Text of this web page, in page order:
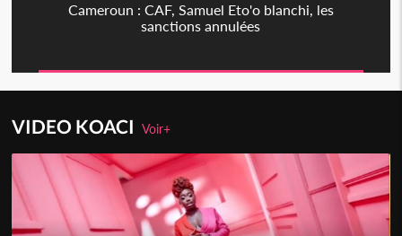
Cameroun : CAF, Samuel Eto'o blanchi, les
sanctions annulées
VIDEO KOACIVoir+